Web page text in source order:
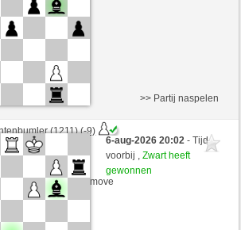
(1211) (-9)
(1352) (+9)
side + 8 seconds/move
>> Partij naspelen
6-aug-2026 20:02- Tijd
voorbij ,Zwart heeft
gewonnen